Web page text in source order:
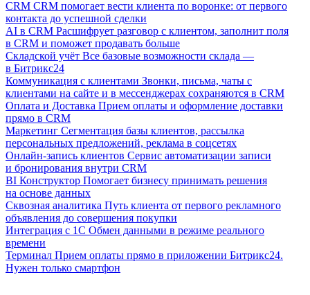
CRM CRM помогает вести клиента по воронке: от первого
контакта до успешной сделки
AI в CRM Расшифрует разговор с клиентом, заполнит поля
в CRM и поможет продавать больше
Складской учёт Все базовые возможности склада —
в Битрикс24
Коммуникация с клиентами Звонки, письма, чаты с
клиентами на сайте и в мессенджерах сохраняются в CRM
Оплата и Доставка Прием оплаты и оформление доставки
прямо в CRM
Маркетинг Сегментация базы клиентов, рассылка
персональных предложений, реклама в соцсетях
Онлайн-запись клиентов Сервис автоматизации записи
и бронирования внутри CRM
BI Конструктор Помогает бизнесу принимать решения
на основе данных
Сквозная аналитика Путь клиента от первого рекламного
объявления до совершения покупки
Интеграция с 1С Обмен данными в режиме реального
времени
Терминал Прием оплаты прямо в приложении Битрикс24.
Нужен только смартфон